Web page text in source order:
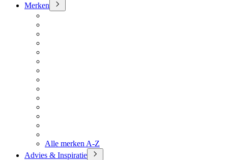
Merken
Alle merken A-Z
Advies & Inspiratie